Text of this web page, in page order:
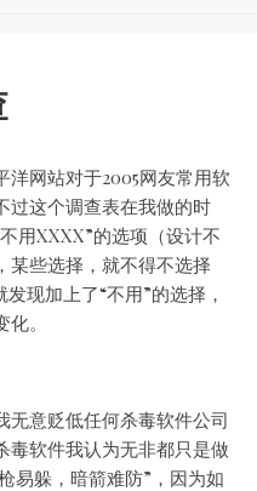
洋网站对于2005网友常用软
过这个调查表在我做的时
用XXXX”的选项（设计不
某些选择，就不得不选择
现加上了“不用”的选择，
。
无意贬低任何杀毒软件公司
毒软件我认为无非都只是做
易躲，暗箭难防”，因为如